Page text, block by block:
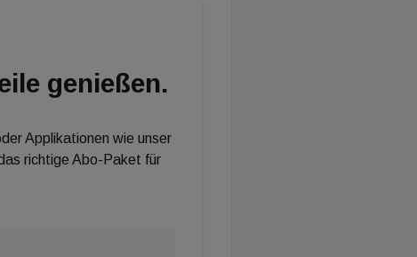
genießen.
Applikationen wie unser
richtige Abo-Paket für